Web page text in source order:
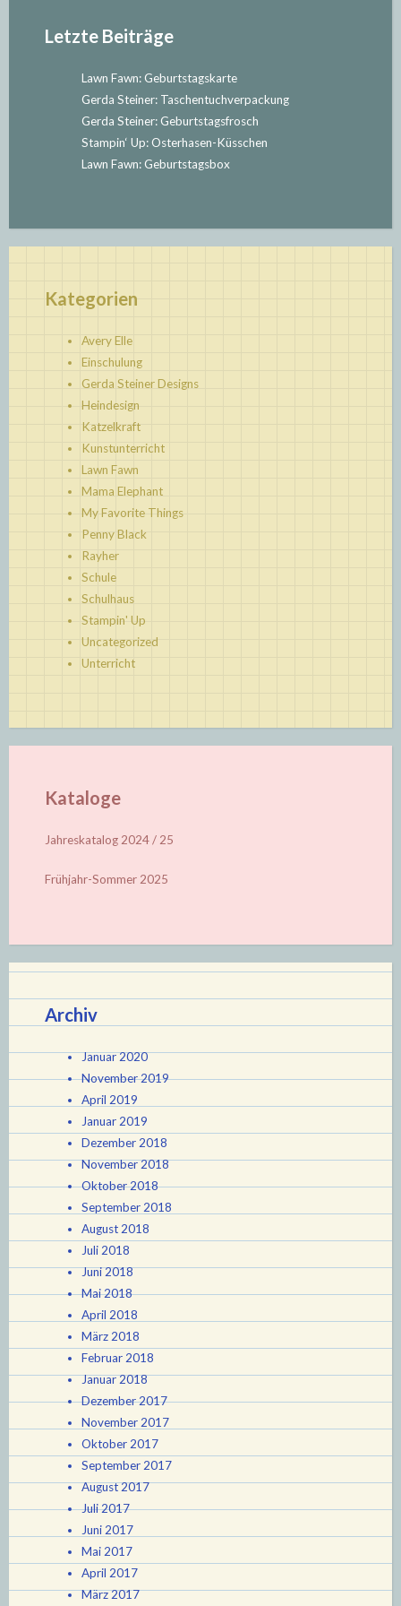
Letzte Beiträge
Lawn Fawn: Geburtstagskarte
Gerda Steiner: Taschentuchverpackung
Gerda Steiner: Geburtstagsfrosch
Stampin‘ Up: Osterhasen-Küsschen
Lawn Fawn: Geburtstagsbox
Kategorien
Avery Elle
Einschulung
Gerda Steiner Designs
Heindesign
Katzelkraft
Kunstunterricht
Lawn Fawn
Mama Elephant
My Favorite Things
Penny Black
Rayher
Schule
Schulhaus
Stampin' Up
Uncategorized
Unterricht
Kataloge
Jahreskatalog 2024 / 25
Frühjahr-Sommer 2025
Archiv
Januar 2020
November 2019
April 2019
Januar 2019
Dezember 2018
November 2018
Oktober 2018
September 2018
August 2018
Juli 2018
Juni 2018
Mai 2018
April 2018
März 2018
Februar 2018
Januar 2018
Dezember 2017
November 2017
Oktober 2017
September 2017
August 2017
Juli 2017
Juni 2017
Mai 2017
April 2017
März 2017